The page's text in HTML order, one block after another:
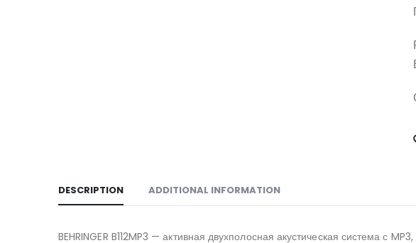
DESCRIPTION ADDITIONAL INFORMATION
BEHRINGER B112MP3 — активная двухполосная акустическая система с